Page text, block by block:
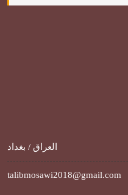
العراق / بغداد
talibmosawi2018@gmail.com